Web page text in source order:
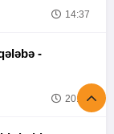
14:37
Tofiq Musayevdən UFC-də ikinci qələbə -
20:52